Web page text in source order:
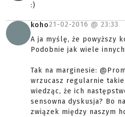
:)
koho21-02-2016 @ 23:33
A ja myślę, że powyższy
Podobnie jak wiele
Tak na marginesie:
wrzucasz regularnie
wiedząc, że ich
sensowna dyskusja? Bo
związek między naszym